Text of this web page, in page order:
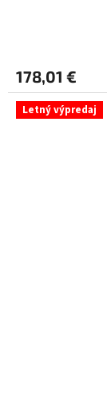
178,01 €
Letný výpredaj